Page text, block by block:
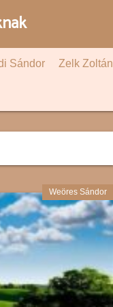
Sándor Zelk Zoltán
Weöres Sándor